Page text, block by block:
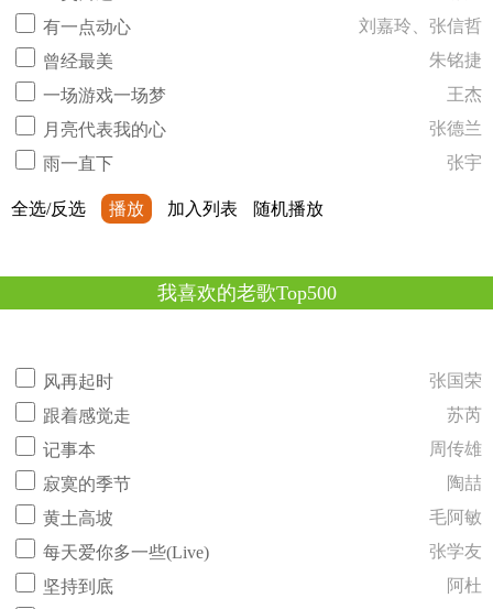
有一点动心
刘嘉玲、张信哲
曾经最美
朱铭捷
一场游戏一场梦
王杰
月亮代表我的心
张德兰
雨一直下
张宇
全选/反选 播放 加入列表 随机播放
我喜欢的老歌Top500
风再起时
张国荣
跟着感觉走
苏芮
记事本
周传雄
寂寞的季节
陶喆
黄土高坡
毛阿敏
每天爱你多一些(Live)
张学友
坚持到底
阿杜